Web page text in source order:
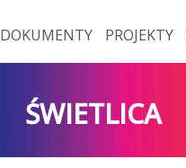
DOKUMENTY PROJEKTY
ŚWIETLICA